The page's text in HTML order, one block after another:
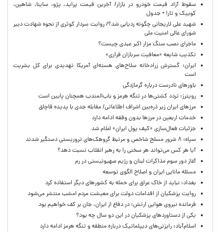
سقوط آزاد قیمت خودرو در بازار/ آخرین قیمت پراید، پژو، ساینا، شاهین،
کوییک و تارا + جدول
شهید علی لاریجانی چگونه ردیابی شد؟/ روایت سردار کوثری از نحوه شهادت دبیر
شورای عالی امنیت ملی
ماجرای نصب سنگ مزار اکبر عبدی چیست؟
تکذیب شایعه «معافیت سربازان فراری»
ایران: گسترش زرادخانه سلاح‌های هسته‌ای آمریکا تهدیدی برای کل بشریت
است
باورهای نادرست درباره گرمازدگی
رویترز: تردد کشتی‌ها در تنگه هرمز و باب‌المندب همچنان پایین است
مرزهای ایران زیر ذره‌بین اشراف اطلاعاتی/ مقابله جدی با پدیده قاچاق
خدمات اربعین در مرزها بدون وقفه ادامه دارد
جزئیات فعال‌سازی «کیف پول ایران» اعلام شد
سپاه: ۸ شرور مسلح شاخص و مرتبط گروهک‌های تروریستی دستگیر شدند
آیا هر کس می‌تواند هر سخنی را به رهبر انقلاب نسبت دهد؟
آغاز دور سوم مذاکرات لبنان و رژیم صهیونیستی در رم
مسئله مانایی ایران و اصلاح الگوی توسعه
بغداد: نباید از خاک عراق برای حمله به کشورهای دیگر استفاده کرد
روایت پزشکیان از اقدامات دولت برای معیشت مردم امشب منتشر می‌شود
فرمانده نیروی هوایی ارتش: در دفاع از ایران، جان بر کف خواهیم بود
یکی از دستاوردهای پزشکیان در این دو سال چه بود؟
اسلام‌آباد: رایزنی‌های دیپلماتیک درباره منطقه و تنگه هرمز ادامه دارد